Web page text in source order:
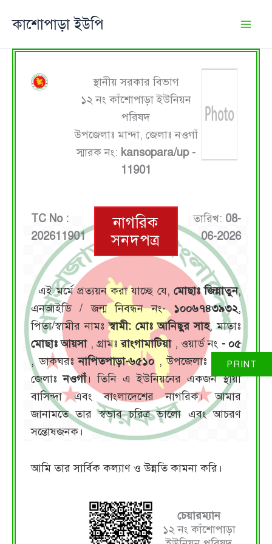
কাশোপাড়া ইউপি
স্থানীয় সরকার বিভাগ
১২ নং কাঁশোপাড়া ইউনিয়ন
পরিষদ
উপজেলাঃ মান্দা, জেলাঃ নওগাঁ
স্মারক নং: kansopara/up -
11901
TC No :
202611901
নাগরিক
সনদপত্র
তারিখ: 08-
06-2026
এই মর্মে প্রত্যয়ন করা যাচ্ছে যে, মোছাঃ জিন্নাতুন,
এনআইডি / জন্ম নিবন্ধন নং- ১০০৬৭৪৩৯৩২,
পিতা/স্বামীর নামঃস্বামী: মোঃ আনিছুর সাহ, মাতাঃ
মোছাঃ আয়সা , গ্রামঃরাংগামাটিয়া , ওয়ার্ড নং - ০৫
, ডাকঘরঃনাপিতপাড়া-৬৫১০ , উপজেলাঃ মান্দা,
জেলাঃনওগাঁ। তিনি এ ইউনিয়নের একজন স্থায়ী
বাসিন্দা এবং বাংলাদেশের নাগরিক। আমার
জানামতে তার স্বভাব চরিত্র ভালো এবং আচরণ
সন্তোষজনক।
আমি তার সার্বিক কল্যাণ ও উন্নতি কামনা করি।
চেয়ারম্যান
১২ নং কাঁশোপাড়া